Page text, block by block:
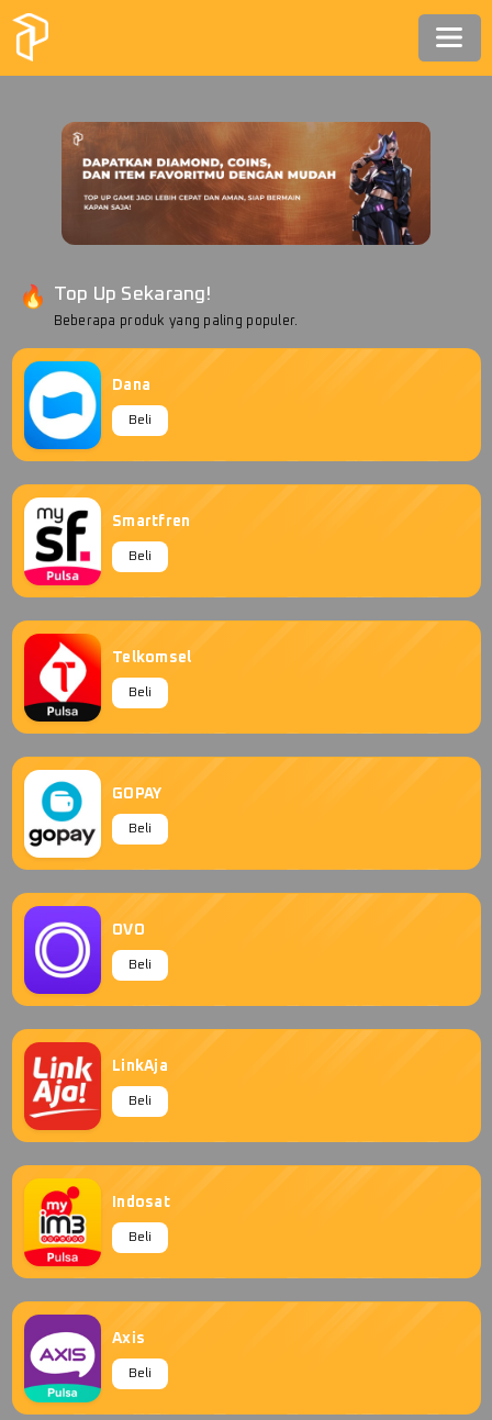
Top Up Sekarang!
Beberapa produk yang paling populer.
Dana
Beli
Smartfren
Beli
Telkomsel
Beli
GOPAY
Beli
OVO
Beli
LinkAja
Beli
Indosat
Beli
Axis
Beli